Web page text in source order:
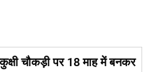
चौकड़ी पर 18 माह में बनकर